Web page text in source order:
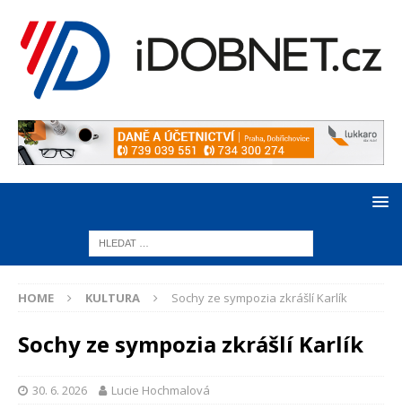
HOME KULTURA Sochy ze sympozia zkrášlí Karlík
Sochy ze sympozia zkrášlí Karlík
30. 6. 2026 Lucie Hochmalová